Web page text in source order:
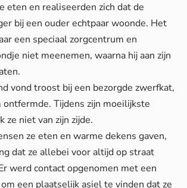
eten en realiseerden zich dat de
bij een ouder echtpaar woonde. Het
een speciaal zorgcentrum en
niet meenemen, waarna hij aan zijn
vond troost bij een bezorgde zwerfkat,
ontfermde. Tijdens zijn moeilijkste
ze niet van zijn zijde.
ze eten en warme dekens gaven,
dat ze allebei voor altijd op straat
werd contact opgenomen met een
een ​​plaatselijk asiel te vinden dat ze